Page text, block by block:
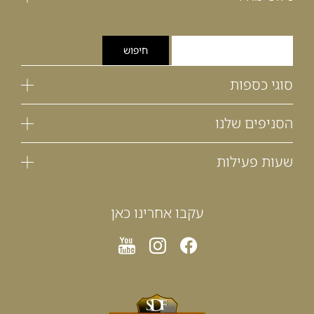
סוגי כספות
הסניפים שלנו
שעות פעילות
עקבו אחרינו כאן